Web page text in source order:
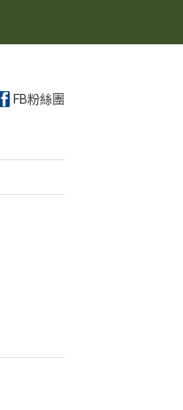
FB粉絲團